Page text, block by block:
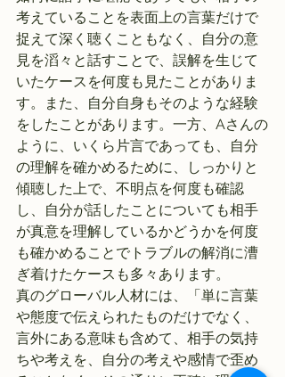
考えていることを表面上の言葉だけで
捉えて深く聴くこともなく、自分の意
見を滔々と話すことで、誤解を生じて
いたケースを何度も見たことがありま
す。また、自分自身もそのような経験
をしたことがあります。一方、Aさんの
ように、いくら片言であっても、自分
の理解を確かめるために、しっかりと
傾聴した上で、不明点を何度も確認
し、自分が話したことについても相手
が真意を理解しているかどうかを何度
も確かめることでトラブルの解消に漕
ぎ着けたケースも多々あります。
真のグローバル人材には、「単に言葉
や態度で伝えられたものだけでなく、
言外にある意味も含めて、相手の気持
ちや考えを、自分の考えや感情で歪め